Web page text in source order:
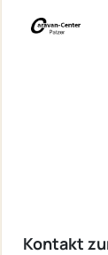
Kontakt